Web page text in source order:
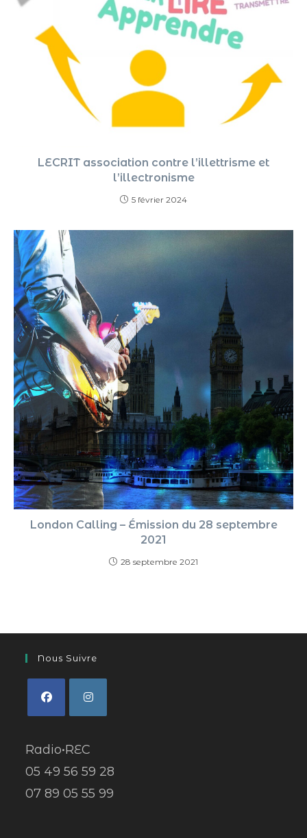
LECRIT association contre l’illettrisme et
l’illectronisme
5 février 2024
London Calling – Émission du 28 septembre
2021
28 septembre 2021
Nous Suivre
Radio•REC
05 49 56 59 28
07 89 05 55 99